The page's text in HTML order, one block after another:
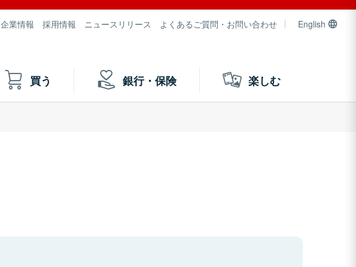
企業情報 採用情報 ニュースリリース よくあるご質問・お問い合わせ English
買う 銀行・保険 楽しむ